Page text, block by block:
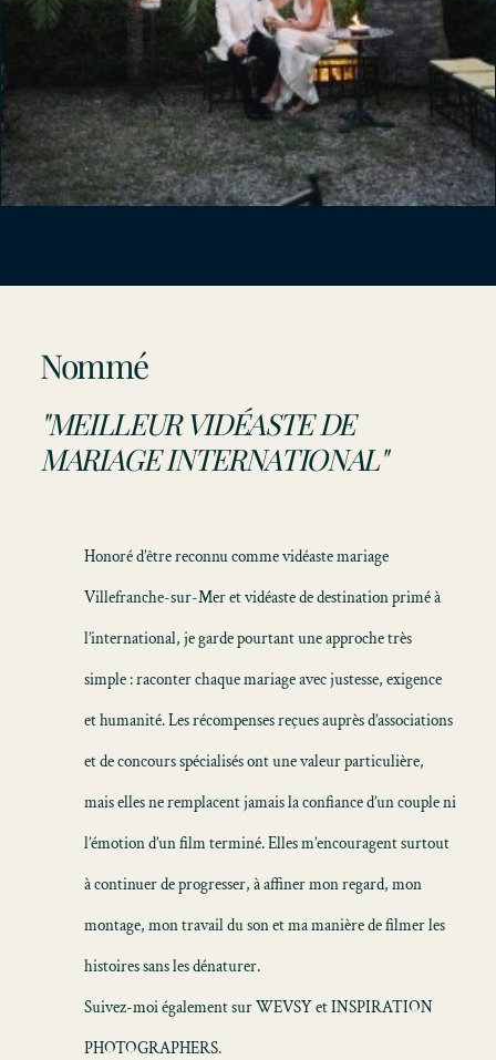
Nommé
"MEILLEUR VIDÉASTE DE
MARIAGE INTERNATIONAL"
Honoré d’être reconnu commevidéaste mariage
Villefranche-sur-Meret vidéaste de destination primé à
l’international, je garde pourtant une approche très
simple : raconter chaque mariage avec justesse, exigence
et humanité. Les récompenses reçues auprès d’associations
et de concours spécialisés ont une valeur particulière,
mais elles ne remplacent jamais la confiance d’un couple ni
l’émotion d’un film terminé. Elles m’encouragent surtout
à continuer de progresser, à affiner mon regard, mon
montage, mon travail du son et ma manière de filmer les
histoires sans les dénaturer.
Suivez-moi également sur WEVSY et INSPIRATION
PHOTOGRAPHERS.